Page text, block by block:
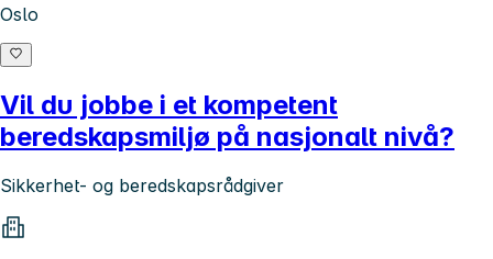
Oslo
Vil du jobbe i et kompetent
beredskapsmiljø på nasjonalt nivå?
Sikkerhet- og beredskapsrådgiver